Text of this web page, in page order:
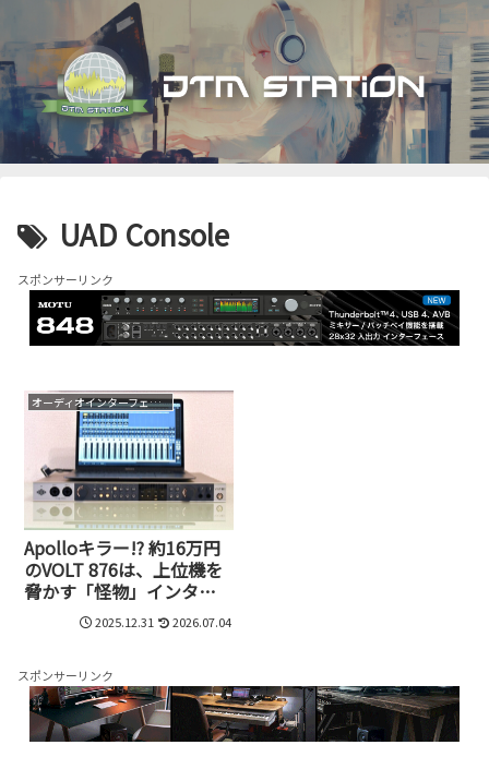
UAD Console
スポンサーリンク
オーディオインターフェイス
Apolloキラー!? 約16万円
のVOLT 876は、上位機を
脅かす「怪物」インター
フェイスだった
2025.12.31 2026.07.04
スポンサーリンク